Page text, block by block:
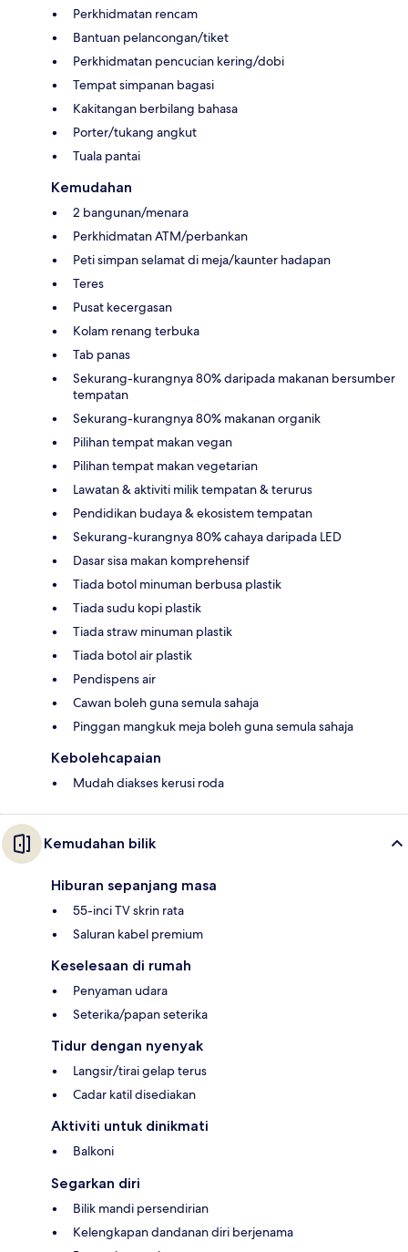
Perkhidmatan rencam
Bantuan pelancongan/tiket
Perkhidmatan pencucian kering/dobi
Tempat simpanan bagasi
Kakitangan berbilang bahasa
Porter/tukang angkut
Tuala pantai
Kemudahan
2 bangunan/menara
Perkhidmatan ATM/perbankan
Peti simpan selamat di meja/kaunter hadapan
Teres
Pusat kecergasan
Kolam renang terbuka
Tab panas
Sekurang-kurangnya 80% daripada makanan bersumber
tempatan
Sekurang-kurangnya 80% makanan organik
Pilihan tempat makan vegan
Pilihan tempat makan vegetarian
Lawatan & aktiviti milik tempatan & terurus
Pendidikan budaya & ekosistem tempatan
Sekurang-kurangnya 80% cahaya daripada LED
Dasar sisa makan komprehensif
Tiada botol minuman berbusa plastik
Tiada sudu kopi plastik
Tiada straw minuman plastik
Tiada botol air plastik
Pendispens air
Cawan boleh guna semula sahaja
Pinggan mangkuk meja boleh guna semula sahaja
Kebolehcapaian
Mudah diakses kerusi roda
Kemudahan bilik
Hiburan sepanjang masa
55-inci TV skrin rata
Saluran kabel premium
Keselesaan di rumah
Penyaman udara
Seterika/papan seterika
Tidur dengan nyenyak
Langsir/tirai gelap terus
Cadar katil disediakan
Aktiviti untuk dinikmati
Balkoni
Segarkan diri
Bilik mandi persendirian
Kelengkapan dandanan diri berjenama